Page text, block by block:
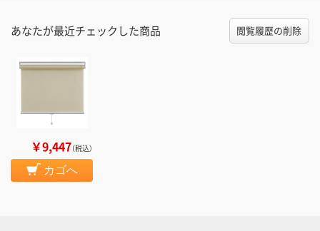
あなたが最近チェックした商品 閲覧履歴の削除
￥9,447（税込）
カゴへ